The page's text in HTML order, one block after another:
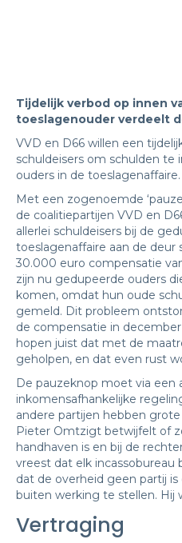
Tijdelijk verbod op innen
toeslagenouder verdeelt
VVD en D66 willen een
schuldeisers om schulden te
ouders in de toeslagenaffaire.
Met een zogenoemde
de coalitiepartijen VVD en
allerlei schuldeisers bij de
toeslagenaffaire aan de
30.000 euro compensatie
zijn nu gedupeerde ouders
komen, omdat hun oude
gemeld. Dit probleem
de compensatie in
hopen juist dat met de
geholpen, en dat even rust
De pauzeknop moet via
inkomensafhankelijke
andere partijen hebben
Pieter Omtzigt betwijfelt of
handhaven is en bij de
vreest dat elk
dat de overheid geen partij
buiten werking te stellen. Hij
Vertraging